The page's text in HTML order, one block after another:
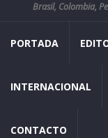
Brasil, Colombia,
PORTADA
INTERNACIONAL
CONTACTO